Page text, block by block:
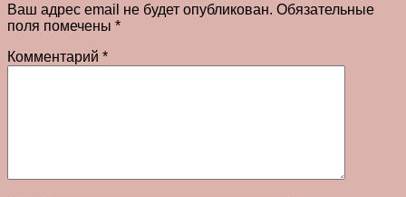
Ваш адрес email не будет опубликован. Обязательные
поля помечены *
Комментарий *